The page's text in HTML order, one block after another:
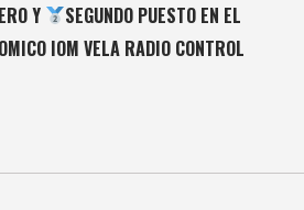
Y
SEGUNDO PUESTO EN EL
IOM VELA RADIO CONTROL